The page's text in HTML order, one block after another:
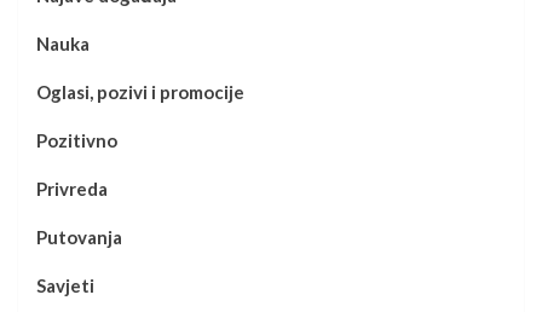
Nauka
Oglasi, pozivi i promocije
Pozitivno
Privreda
Putovanja
Savjeti